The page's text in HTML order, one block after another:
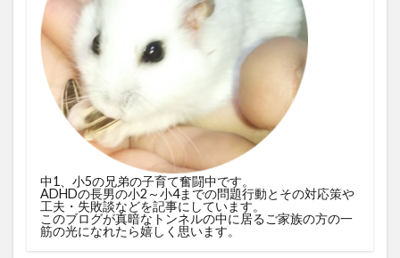
中1、小5の兄弟の子育て奮闘中です。
ADHDの長男の小2～小4までの問題行動とその対応策や
工夫・失敗談などを記事にしています。
このブログが真暗なトンネルの中に居るご家族の方の一
筋の光になれたら嬉しく思います。